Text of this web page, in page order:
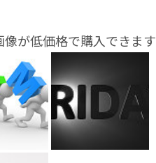
像が低価格で購入できます